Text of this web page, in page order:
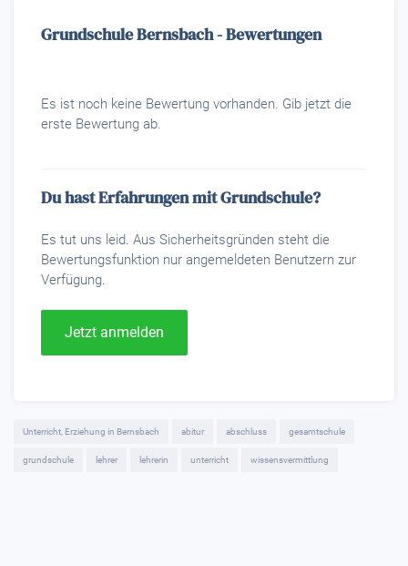
Grundschule Bernsbach - Bewertungen
Es ist noch keine Bewertung vorhanden. Gib jetzt die
erste Bewertung ab.
Du hast Erfahrungen mit Grundschule?
Es tut uns leid. Aus Sicherheitsgründen steht die
Bewertungsfunktion nur angemeldeten Benutzern zur
Verfügung.
Jetzt anmelden
Unterricht, Erziehung in Bernsbach abitur abschluss gesamtschule
grundschule lehrer lehrerin unterricht wissensvermittlung